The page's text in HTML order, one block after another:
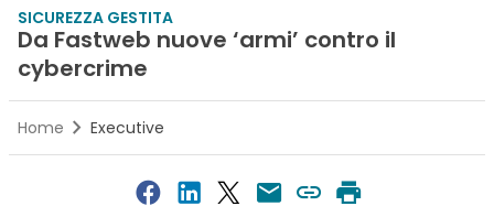
SICUREZZA GESTITA
Da Fastweb nuove ‘armi’ contro il
cybercrime
Home Executive